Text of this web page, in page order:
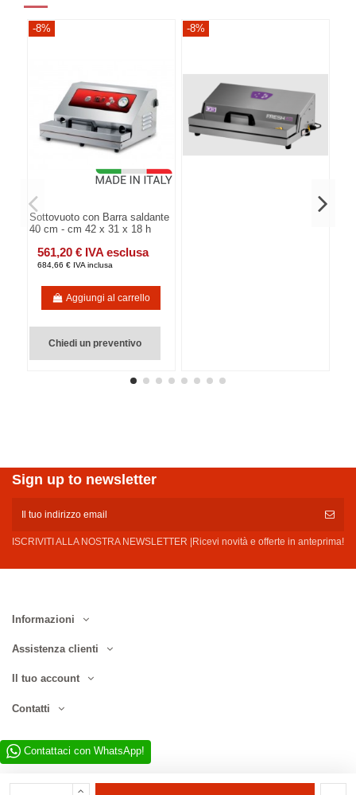
-8%
Sottovuoto con Barra saldante
40 cm - cm 42 x 31 x 18 h
561,20 € IVA esclusa
684,66 € IVA inclusa
Aggiungi al carrello
Chiedi un preventivo
-8%
Sign up to newsletter
ISCRIVITI ALLA NOSTRA NEWSLETTER |Ricevi novità e offerte in anteprima!
Informazioni
Assistenza clienti
Il tuo account
Contatti
Contattaci con WhatsApp!